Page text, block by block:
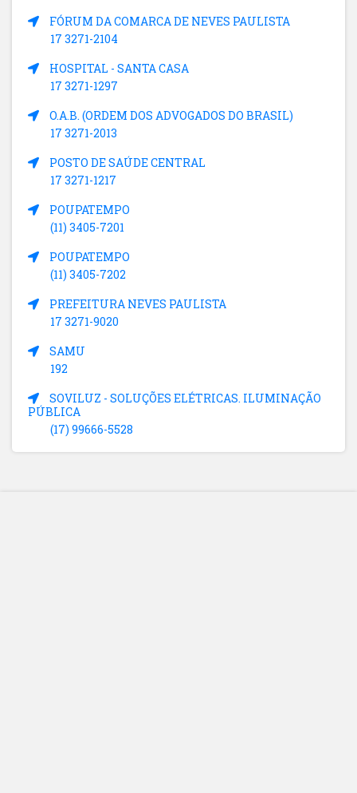
FÓRUM DA COMARCA DE NEVES PAULISTA
17 3271-2104
HOSPITAL - SANTA CASA
17 3271-1297
O.A.B. (ORDEM DOS ADVOGADOS DO BRASIL)
17 3271-2013
POSTO DE SAÚDE CENTRAL
17 3271-1217
POUPATEMPO
(11) 3405-7201
POUPATEMPO
(11) 3405-7202
PREFEITURA NEVES PAULISTA
17 3271-9020
SAMU
192
SOVILUZ - SOLUÇÕES ELÉTRICAS. ILUMINAÇÃO
PÚBLICA
(17) 99666-5528